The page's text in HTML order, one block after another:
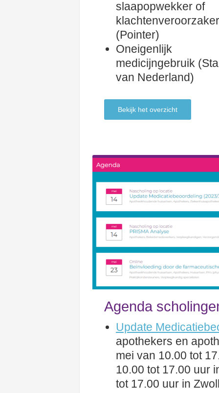
slaapopwekker of
(Pointer)
Oneigenlijk
medicijngebruik
van Nederland)
Bekijk het overzicht
Agenda
Update
apothekers en
mei van 10.00 tot
10.00 tot 17.00 uur
tot 17.00 uur in